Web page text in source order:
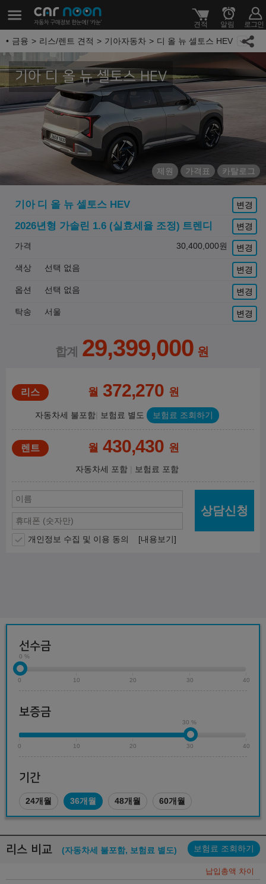
금융 리스/렌트 견적 기아자동차 디 올 뉴 셀토스 HEV
기아 디 올 뉴 셀토스 HEV
제원 가격표 카탈로그
기아 디 올 뉴 셀토스 HEV 변경
2026년형 가솔린 1.6 (실효세율 조정) 트렌디 변경
가격 30,400,000원 변경
색상 선택 없음 변경
옵션 선택 없음 변경
탁송 서울 변경
29,399,000
월 372,270 원
자동차세 불포함 보험료 별도 보험료 조회하기
월 430,430 원
자동차세 포함 보험료 포함
개인정보 수집 및 이용 동의 [내용보기]
상담신청
선수금
0 %
0 10 20 30 40
보증금
30 %
0 10 20 30 40
기간
24개월 36개월 48개월 60개월
리스 비교 (자동차세 불포함, 보험료 별도) 보험료 조회하기
납입총액 차이